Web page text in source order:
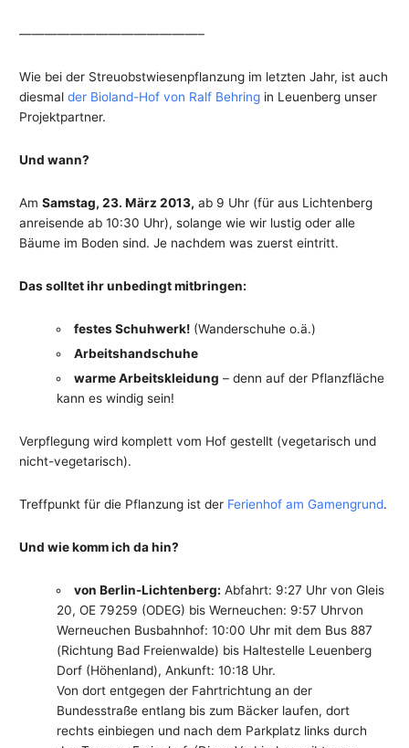
——————————————–
Wie bei der Streuobstwiesenpflanzung im letzten Jahr, ist auch
diesmalder Bioland-Hof von Ralf Behring in Leuenberg unser
Projektpartner.
Und wann?
AmSamstag, 23. März 2013, ab 9 Uhr (für aus Lichtenberg
anreisende ab 10:30 Uhr), solange wie wir lustig oder alle
Bäume im Boden sind. Je nachdem was zuerst eintritt.
Das solltet ihr unbedingt mitbringen:
festes Schuhwerk!(Wanderschuhe o.ä.)
Arbeitshandschuhe
warme Arbeitskleidung – denn auf der Pflanzfläche
kann es windig sein!
Verpflegung wird komplett vom Hof gestellt (vegetarisch und
nicht-vegetarisch).
Treffpunkt für die Pflanzung ist der Ferienhof am Gamengrund.
Und wie komm ich da hin?
von Berlin-Lichtenberg: Abfahrt: 9:27 Uhr von Gleis
20, OE 79259 (ODEG) bis Werneuchen: 9:57 Uhrvon
Werneuchen Busbahnhof: 10:00 Uhr mit dem Bus 887
(Richtung Bad Freienwalde) bis Haltestelle Leuenberg
Dorf (Höhenland), Ankunft: 10:18 Uhr.
Von dort entgegen der Fahrtrichtung an der
Bundesstraße entlang bis zum Bäcker laufen, dort
rechts einbiegen und nach dem Parkplatz links durch